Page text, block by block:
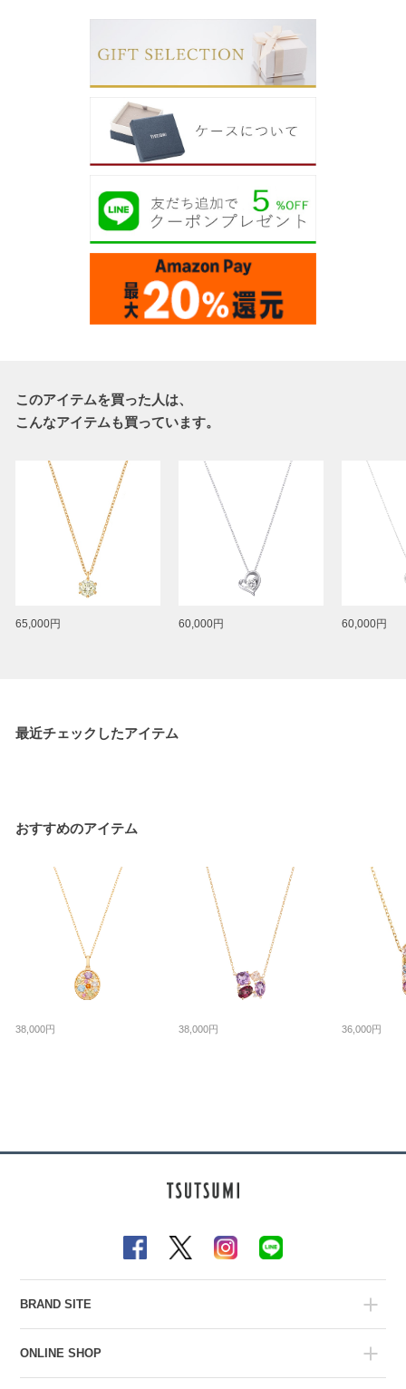
このアイテムを買った人は、
こんなアイテムも買っています。
65,000円 60,000円 60,000円
最近チェックしたアイテム
おすすめのアイテム
38,000円 38,000円 36,000円
BRAND SITE
ONLINE SHOP